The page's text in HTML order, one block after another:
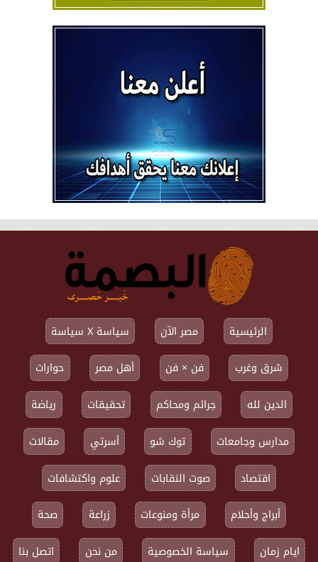
الرئيسية مصر الآن
سياسة X سياسة
شرق وغرب
فن × فن أهل مصر
حوارات
الدين لله
جرائم ومحاكم تحقيقات
رياضة
مدارس وجامعات
توك شو أسرتي
مقالات
اقتصاد
صوت النقابات
علوم واكتشافات
أبراج وأحلام
مرأة ومنوعات زراعة
صحة
ايام زمان
سياسة الخصوصية من نحن اتصل بنا